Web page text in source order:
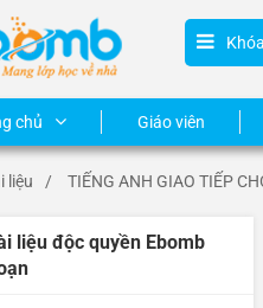
chủ Giáo viên
liệu / TIẾNG ANH GIAO TIẾP
liệu độc quyền Ebomb